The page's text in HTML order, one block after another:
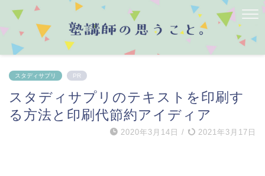
スタディサプリ PR
スタディサプリのテキストを印刷す
る方法と印刷代節約アイディア
2020年3月14日 / 2021年3月17日